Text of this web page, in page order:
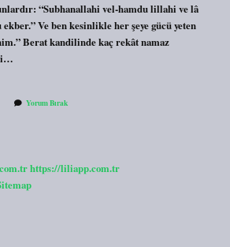
“Subhanallahi vel-hamdu lillahi ve lâ
Ve ben kesinlikle her şeye gücü yeten
Berat kandilinde kaç rekât namaz
Yorum Bırak
https://liliapp.com.tr